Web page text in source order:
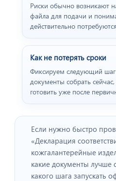
Риски обычно возникают
файла для подачи и
действительно
Как не потерять сроки
Фиксируем следующий шаг
документы собрать
готовить уже после
Если нужно быстро
«Декларация
кожгалантерейные
какие документы лучше
какого шага запускать